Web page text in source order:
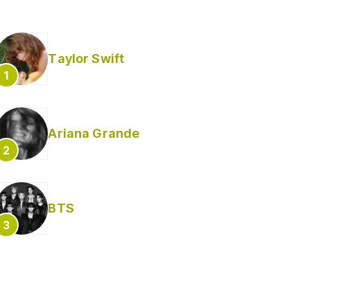
Taylor Swift
Ariana Grande
BTS